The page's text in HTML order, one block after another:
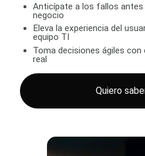
Anticípate a los fallos
negocio
Eleva la experiencia del
equipo TI
Toma decisiones ágiles
real
Quiero